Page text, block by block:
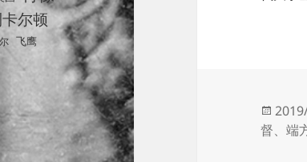
尔顿
飞鹰
发
布
督、端